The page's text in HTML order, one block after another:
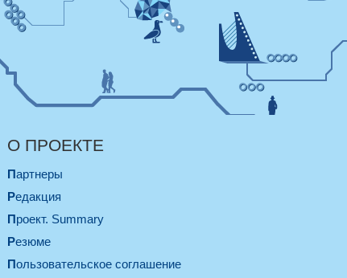
О ПРОЕКТЕ
Партнеры
Редакция
Проект. Summary
Резюме
Пользовательское соглашение